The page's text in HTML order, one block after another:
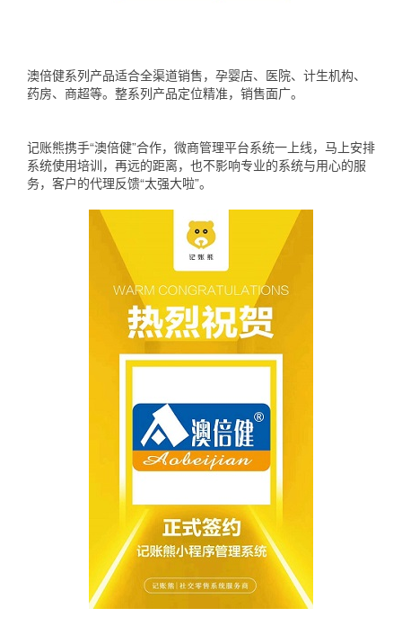
澳倍健系列产品适合全渠道销售，孕婴店、医院、计生机构、
药房、商超等。整系列产品定位精准，销售面广。
记账熊携手“澳倍健”合作，微商管理平台系统一上线，马上安排
系统使用培训，再远的距离，也不影响专业的系统与用心的服
务，客户的代理反馈“太强大啦”。